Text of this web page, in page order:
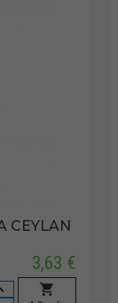
CEYLAN
3,63 €